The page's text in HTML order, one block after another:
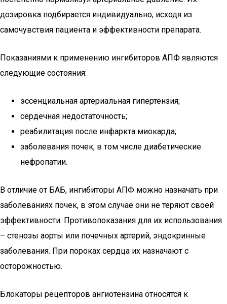
дозировка подбирается индивидуально, исходя из
самочувствия пациента и эффективности препарата.
Показаниями к применению ингибиторов АПФ являются
следующие состояния:
эссенциальная артериальная гипертензия;
сердечная недостаточность;
реабилитация после инфаркта миокарда;
заболевания почек, в том числе диабетические
нефропатии.
В отличие от БАБ, ингибиторы АПФ можно назначать при
заболеваниях почек, в этом случае они не теряют своей
эффективности. Противопоказания для их использования
– стенозы аорты или почечных артерий, эндокринные
заболевания. При пороках сердца их назначают с
осторожностью.
Блокаторы рецепторов ангиотензина относятся к